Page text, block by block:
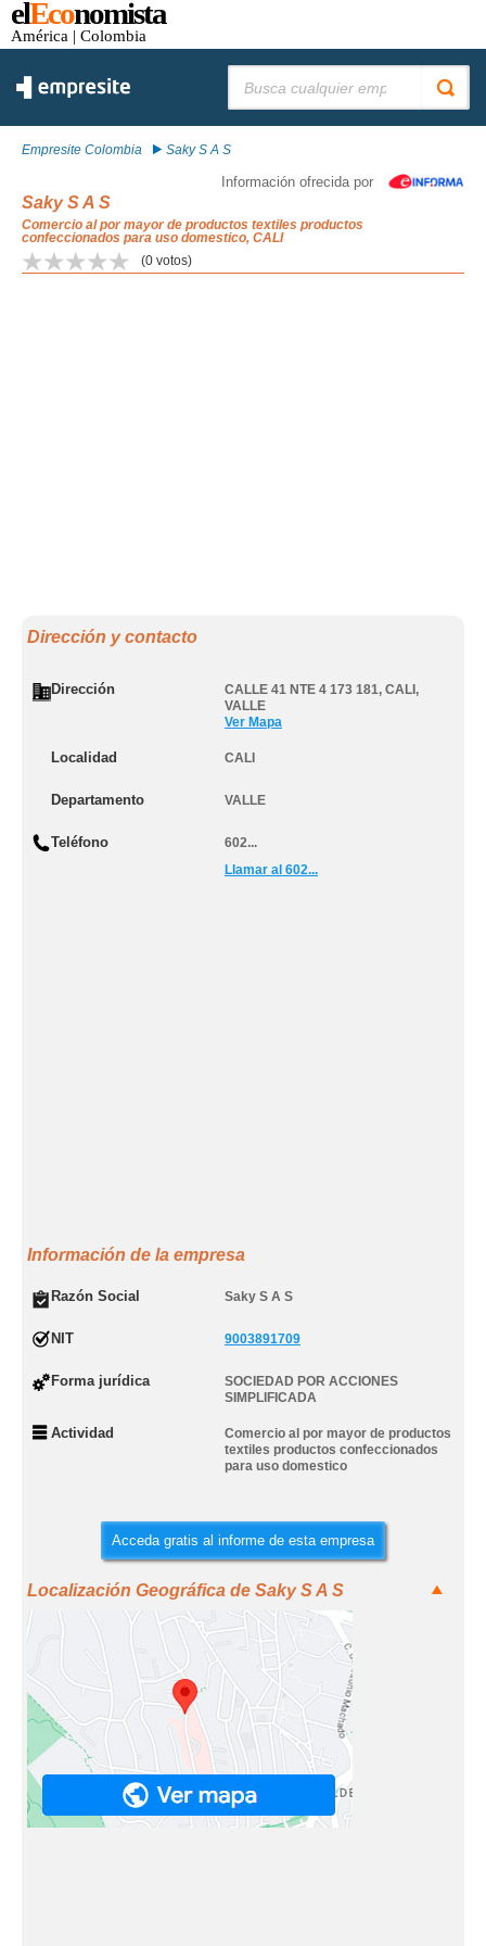
elEconomista
América | Colombia
Empresite Colombia Saky S A S
Información ofrecida por
Saky S A S
Comercio al por mayor de productos textiles productos
confeccionados para uso domestico, CALI
(0 votos)
Dirección y contacto
Dirección CALLE 41 NTE 4 173 181, CALI ,
VALLE
Ver Mapa
Localidad CALI
Departamento VALLE
Teléfono
602...
Llamar al 602...
Información de la empresa
Razón Social Saky S A S
NIT 9003891709
Forma jurídica
SOCIEDAD POR ACCIONES
SIMPLIFICADA
Actividad
Comercio al por mayor de productos
textiles productos confeccionados
para uso domestico
Acceda gratis al informe de esta empresa
Localización Geográfica de Saky S A S